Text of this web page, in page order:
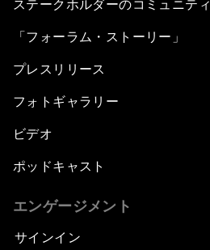
ステークホルダーのコミュニティ
「フォーラム・ストーリー」
プレスリリース
フォトギャラリー
ビデオ
ポッドキャスト
エンゲージメント
サインイン